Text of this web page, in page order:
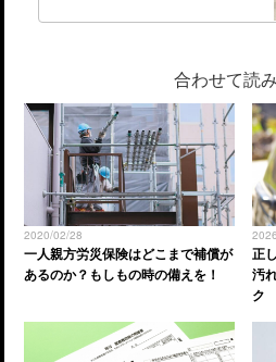
合わせて読
2020/02/28
一人親方労災保険はどこまで補償が
あるのか？もしもの時の備えを！
正
汚
ク